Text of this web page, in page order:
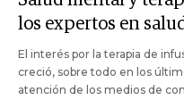
los expertos en
El interés por la terapia de
creció, sobre todo en los
atención de los medios de